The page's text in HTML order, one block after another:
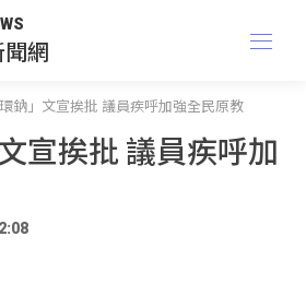
網
環鈉」文宣挨批 議員疾呼加強全民原教
宣挨批 議員疾呼加